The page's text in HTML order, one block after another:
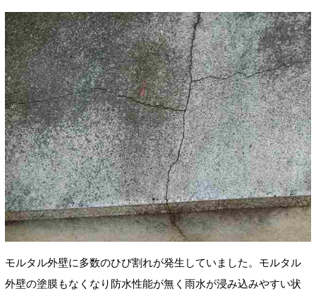
モルタル外壁に多数のひび割れが発生していました。モルタル
外壁の塗膜もなくなり防水性能が無く雨水が浸み込みやすい状